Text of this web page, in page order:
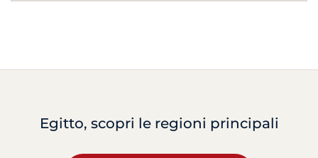
Egitto, scopri le regioni principali